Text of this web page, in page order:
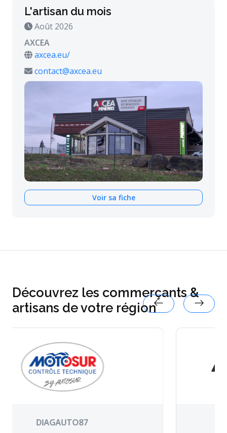
L'artisan du mois
Août 2026
AXCEA
axcea.eu/
contact@axcea.eu
Voir sa fiche
Découvrez les commerçants &
artisans de votre région